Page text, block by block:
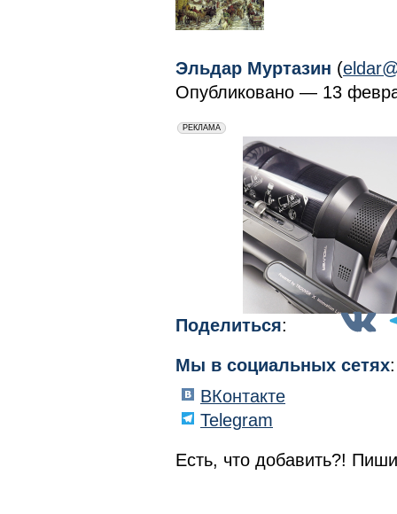
Эльдар Муртазин (
Опубликовано — 13
erid: 2VfnxxmNzs5
РЕКЛАМА
Поделиться:
Мы в социальных сетях:
ВКонтакте
Telegram
Есть, что добавить?!